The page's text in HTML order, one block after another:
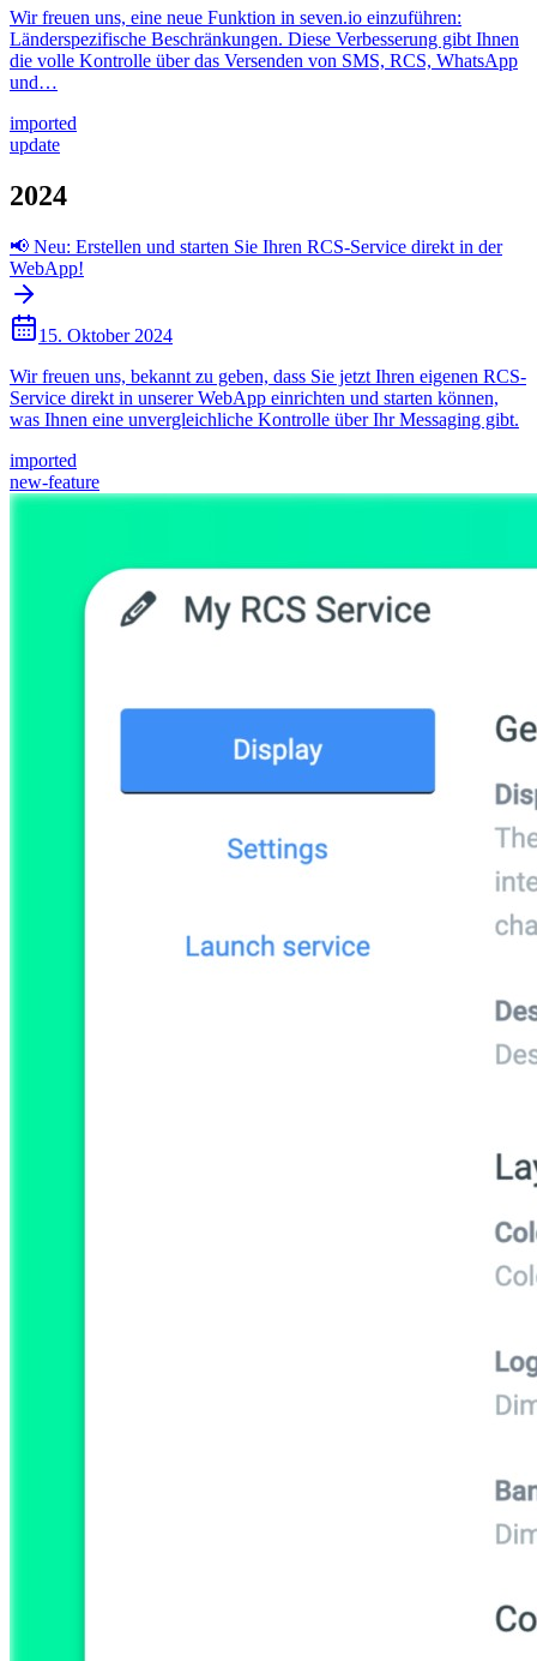
Wir freuen uns, eine neue Funktion in seven.io einzuführen:
Länderspezifische Beschränkungen. Diese Verbesserung gibt Ihnen
die volle Kontrolle über das Versenden von SMS, RCS, WhatsApp
und…
imported
update
2024
📢 Neu: Erstellen und starten Sie Ihren RCS-Service direkt in der
WebApp!
15. Oktober 2024
Wir freuen uns, bekannt zu geben, dass Sie jetzt Ihren eigenen RCS-
Service direkt in unserer WebApp einrichten und starten können,
was Ihnen eine unvergleichliche Kontrolle über Ihr Messaging gibt.
imported
new-feature